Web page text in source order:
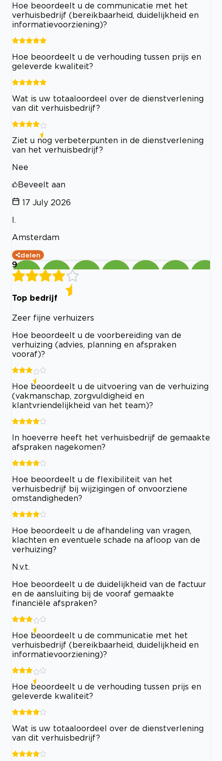
Hoe beoordeelt u de communicatie met het
verhuisbedrijf (bereikbaarheid, duidelijkheid en
informatievoorziening)?
Hoe beoordeelt u de verhouding tussen prijs en
geleverde kwaliteit?
Wat is uw totaaloordeel over de dienstverlening
van dit verhuisbedrijf?
Ziet u nog verbeterpunten in de dienstverlening
van het verhuisbedrijf?
Nee
Beveelt aan
17 July 2026
I.
Amsterdam
delen
9
Top bedrijf
Zeer fijne verhuizers
Hoe beoordeelt u de voorbereiding van de
verhuizing (advies, planning en afspraken
vooraf)?
Hoe beoordeelt u de uitvoering van de verhuizing
(vakmanschap, zorgvuldigheid en
klantvriendelijkheid van het team)?
In hoeverre heeft het verhuisbedrijf de gemaakte
afspraken nagekomen?
Hoe beoordeelt u de flexibiliteit van het
verhuisbedrijf bij wijzigingen of onvoorziene
omstandigheden?
Hoe beoordeelt u de afhandeling van vragen,
klachten en eventuele schade na afloop van de
verhuizing?
N.v.t.
Hoe beoordeelt u de duidelijkheid van de factuur
en de aansluiting bij de vooraf gemaakte
financiële afspraken?
Hoe beoordeelt u de communicatie met het
verhuisbedrijf (bereikbaarheid, duidelijkheid en
informatievoorziening)?
Hoe beoordeelt u de verhouding tussen prijs en
geleverde kwaliteit?
Wat is uw totaaloordeel over de dienstverlening
van dit verhuisbedrijf?